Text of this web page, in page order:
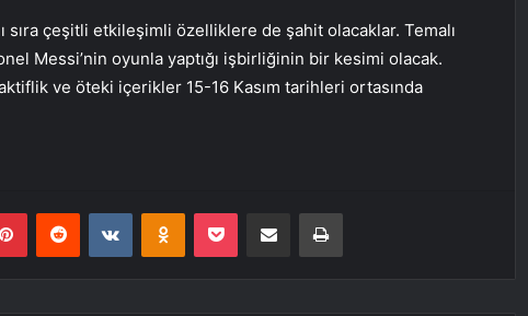
sıra çeşitli etkileşimli özelliklere de şahit olacaklar. Temalı
Messi’nin oyunla yaptığı işbirliğinin bir kesimi olacak.
ve öteki içerikler 15-16 Kasım tarihleri ortasında
PinterestReddit VKontakteOdnoklassniki
Pocket E-Posta ile paylaş Yazdır